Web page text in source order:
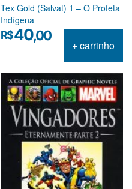
Tex Gold (Salvat) 1 – O Profeta
Indígena
R$40,00
+ carrinho